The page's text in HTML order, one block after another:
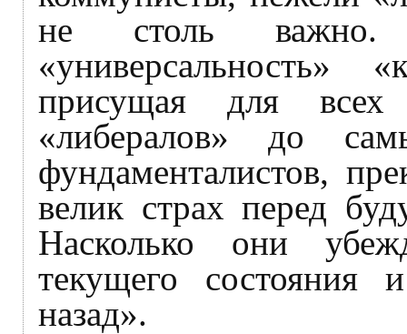
не столь важно.
«универсальность»
присущая для
«либералов» до
фундаменталистов,
велик страх перед
Насколько они
текущего состояния
назад».